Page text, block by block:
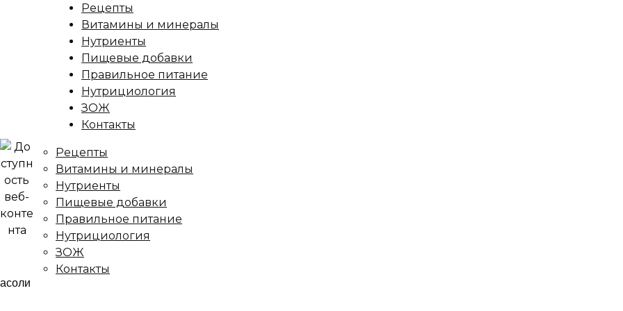
Рецепты
Витамины и минералы
Нутриенты
Пищевые добавки
Правильное питание
Нутрициология
ЗОЖ
Контакты
Рецепты
Витамины и минералы
Нутриенты
Пищевые добавки
Правильное питание
Нутрициология
ЗОЖ
Контакты